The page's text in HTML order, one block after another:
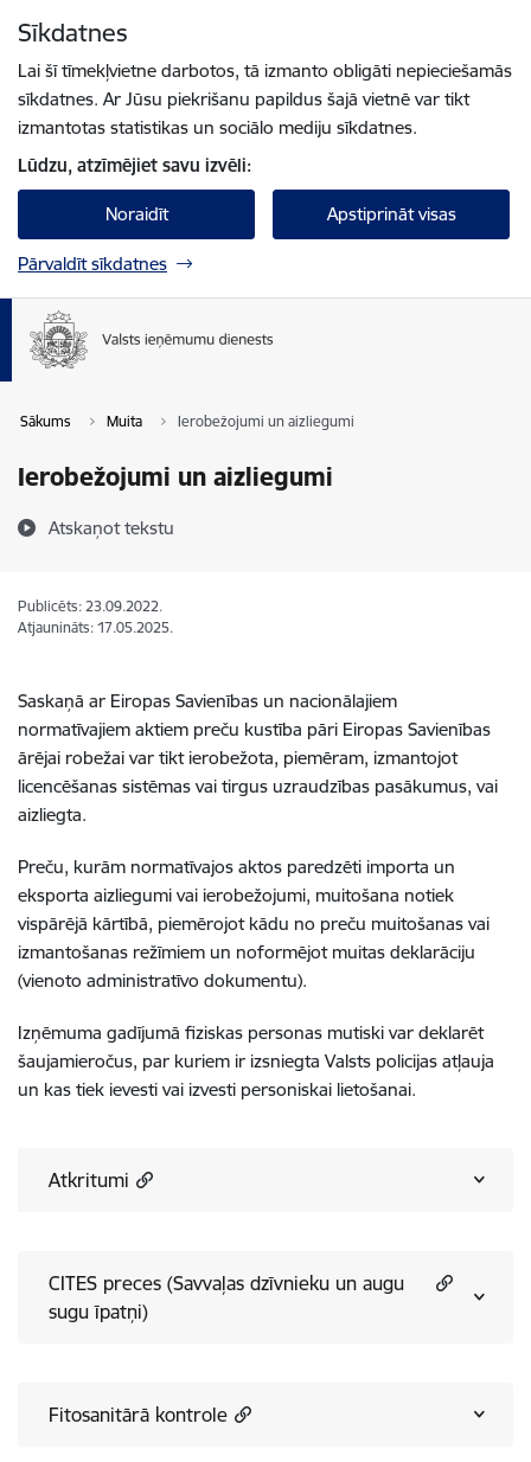
Sīkdatnes
Lai šī tīmekļvietne darbotos, tā izmanto obligāti nepieciešamās
sīkdatnes. Ar Jūsu piekrišanu papildus šajā vietnē var tikt
izmantotas statistikas un sociālo mediju sīkdatnes.
Lūdzu, atzīmējiet savu izvēli:
Noraidīt Apstiprināt visas
Pārvaldīt sīkdatnes
Sākums Muita Ierobežojumi un aizliegumi
Ierobežojumi un aizliegumi
Atskaņot tekstu
Publicēts: 23.09.2022.
Atjaunināts: 17.05.2025.
Saskaņā ar Eiropas Savienības un nacionālajiem
normatīvajiem aktiem preču kustība pāri Eiropas Savienības
ārējai robežai var tikt ierobežota, piemēram, izmantojot
licencēšanas sistēmas vai tirgus uzraudzības pasākumus, vai
aizliegta.
Preču, kurām normatīvajos aktos paredzēti importa un
eksporta aizliegumi vai ierobežojumi, muitošana notiek
vispārējā kārtībā, piemērojot kādu no preču muitošanas vai
izmantošanas režīmiem un noformējot muitas deklarāciju
(vienoto administratīvo dokumentu).
Izņēmuma gadījumā fiziskas personas mutiski var deklarēt
šaujamieročus, par kuriem ir izsniegta Valsts policijas atļauja
un kas tiek ievesti vai izvesti personiskai lietošanai.
Atkritumi
CITES preces (Savvaļas dzīvnieku un augu
sugu īpatņi)
Fitosanitārā kontrole